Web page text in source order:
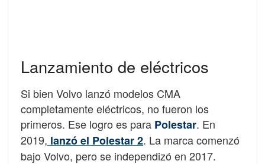
Lanzamiento de eléctricos
Si bien Volvo lanzó modelos CMA
completamente eléctricos, no fueron los
primeros. Ese logro es para Polestar. En
2019, lanzó el Polestar 2. La marca comenzó
bajo Volvo, pero se independizó en 2017.